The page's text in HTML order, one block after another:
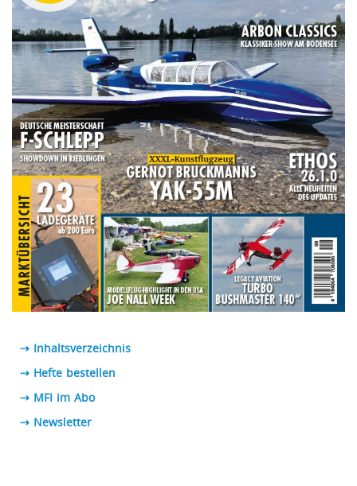
⇢ Inhaltsverzeichnis
⇢ Hefte bestellen
⇢ MFI im Abo
⇢ Newsletter